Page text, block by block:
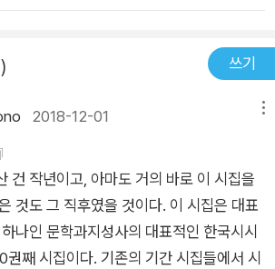
쓰기
2018-12-01
년이고, 아마도 거의 바로 이 시집을
것도 그 직후였을 것이다. 이 시집은 대표
나인 문학과지성사의 대표적인 한국시시
째 시집이다. 기존의 기간 시집들에서 시